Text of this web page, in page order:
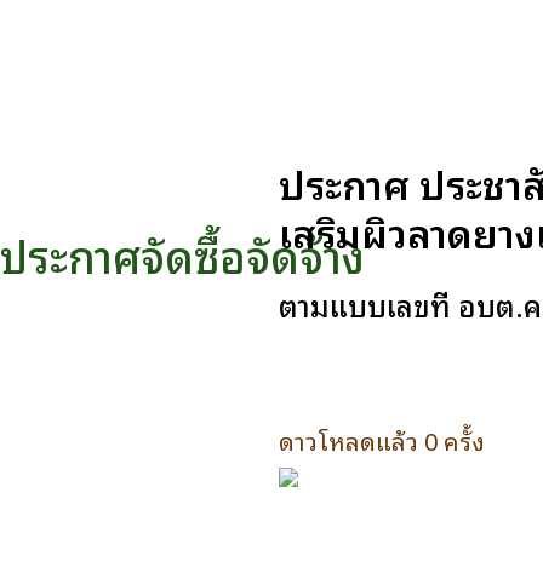
ประกาศจัดซื้อจัดจ้าง
ประกาศ ประช
เสริมผิวลาดย
ตามแบบเลขที่ อบต.
ดาวโหลดแล้ว 0 ครั้ง